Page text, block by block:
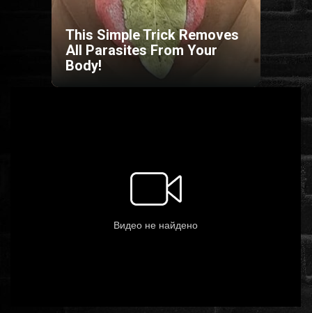
This Simple Trick Removes
All Parasites From Your
Body!